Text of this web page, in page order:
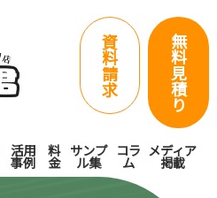
資
料
請
求
無
料
見
積
り
活用
事例
料
金
サンプ
ル集
コラ
ム
メディア
掲載